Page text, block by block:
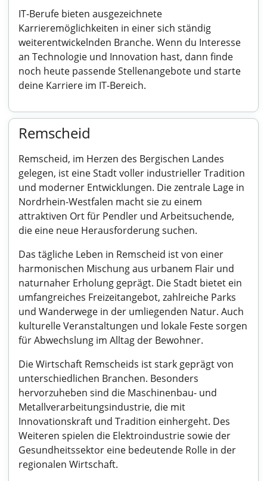
IT-Berufe bieten ausgezeichnete
Karrieremöglichkeiten in einer sich ständig
weiterentwickelnden Branche. Wenn du Interesse
an Technologie und Innovation hast, dann finde
noch heute passende Stellenangebote und starte
deine Karriere im IT-Bereich.
Remscheid
Remscheid, im Herzen des Bergischen Landes
gelegen, ist eine Stadt voller industrieller Tradition
und moderner Entwicklungen. Die zentrale Lage in
Nordrhein-Westfalen macht sie zu einem
attraktiven Ort für Pendler und Arbeitsuchende,
die eine neue Herausforderung suchen.
Das tägliche Leben in Remscheid ist von einer
harmonischen Mischung aus urbanem Flair und
naturnaher Erholung geprägt. Die Stadt bietet ein
umfangreiches Freizeitangebot, zahlreiche Parks
und Wanderwege in der umliegenden Natur. Auch
kulturelle Veranstaltungen und lokale Feste sorgen
für Abwechslung im Alltag der Bewohner.
Die Wirtschaft Remscheids ist stark geprägt von
unterschiedlichen Branchen. Besonders
hervorzuheben sind die Maschinenbau- und
Metallverarbeitungsindustrie, die mit
Innovationskraft und Tradition einhergeht. Des
Weiteren spielen die Elektroindustrie sowie der
Gesundheitssektor eine bedeutende Rolle in der
regionalen Wirtschaft.